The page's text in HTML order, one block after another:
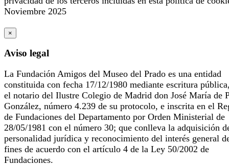
Noviembre 2025
×
Aviso legal
La Fundación Amigos del Museo del Prado es una entidad
constituida con fecha 17/12/1980 mediante escritura
el notario del Ilustre Colegio de Madrid don José María de
González, número 4.239 de su protocolo, e inscrita en el
de Fundaciones del Departamento por Orden Ministerial de
28/05/1981 con el número 30; que conlleva la adquisición
personalidad jurídica y reconocimiento del interés general
fines de acuerdo con el artículo 4 de la Ley 50/2002 de
Fundaciones.